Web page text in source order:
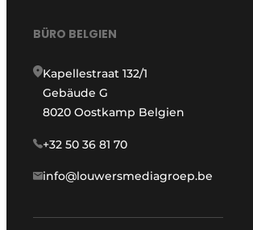
BÜRO BELGIEN
Kapellestraat 132/1
Gebäude G
8020 Oostkamp Belgien
+32 50 36 81 70
info@louwersmediagroep.be